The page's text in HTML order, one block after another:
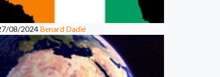
08/2024 Benard Dadié